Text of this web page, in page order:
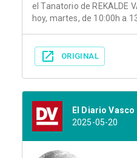
el Tanatorio de REKALDE
hoy, martes, de 10:00h a
ORIGINAL
El Diario Vasco
2025-05-20